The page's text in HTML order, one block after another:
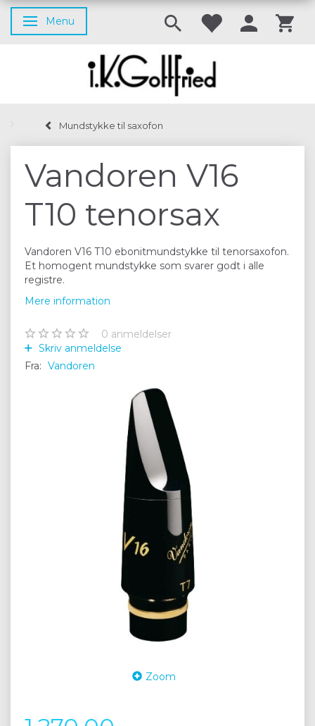
Skifte navigation
Menu
Mundstykke til saxofon
Vandoren V16
T10 tenorsax
Vandoren V16 T10 ebonitmundstykke til tenorsaxofon.
Et homogent mundstykke som svarer godt i alle
registre.
Mere information
0 anmeldelser
Skriv anmeldelse
Fra: Vandoren
Zoom